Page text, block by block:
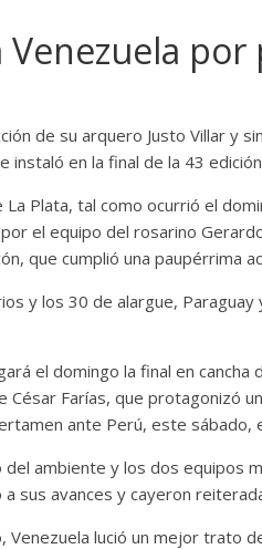
Venezuela por
de su arquero Justo Villar y
en la final de la 43
Plata, tal como ocurrió el
el equipo del rosarino
que cumplió una paupérrima
y los 30 de alargue, Paraguay
el domingo la final en
César Farías, que protagonizó
ante Perú, este sábado,
ambiente y los dos equipos
sus avances y cayeron
lució un mejor trato